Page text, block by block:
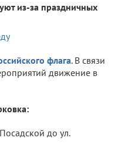
из-за праздничных
флага. В связи
движение в
до ул.